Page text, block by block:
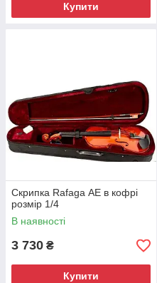
Купити
Скрипка Rafaga АЕ в кофрі
розмір 1/4
В наявності
3 730 ₴
Купити